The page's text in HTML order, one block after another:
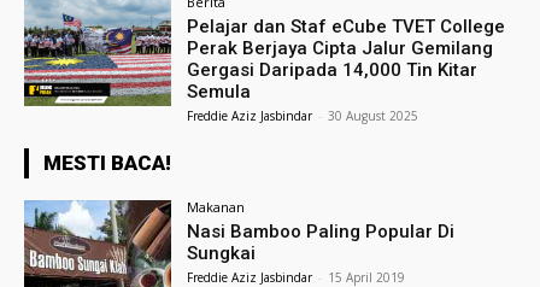
Pelajar dan Staf eCube TVET College
Perak Berjaya Cipta Jalur Gemilang
Gergasi Daripada 14,000 Tin Kitar
Semula
Freddie Aziz Jasbindar - 30 August 2025
MESTI BACA!
Makanan
Nasi Bamboo Paling Popular Di
Sungkai
Freddie Aziz Jasbindar - 15 April 2019